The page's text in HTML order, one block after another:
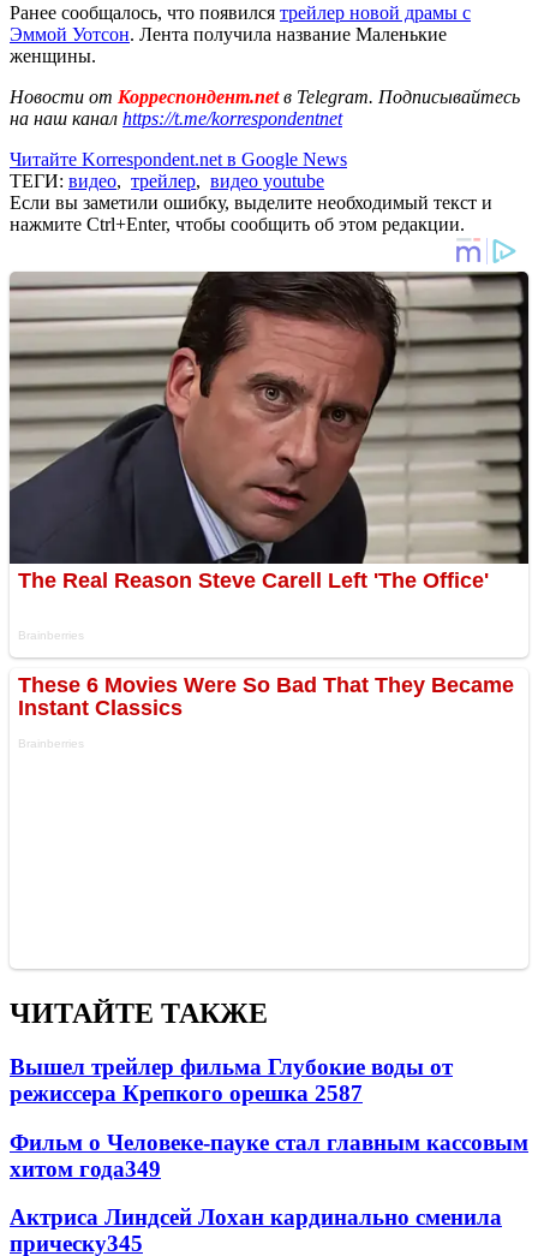
Ранее сообщалось, что появился трейлер новой драмы с
Эммой Уотсон. Лента получила название Маленькие
женщины.
Новости от Корреспондент.netв Telegram. Подписывайтесь
на наш канал https://t.me/korrespondentnet
Читайте Korrespondent.net в Google News
ТЕГИ: видео, трейлер, видео youtube
Если вы заметили ошибку, выделите необходимый текст и
нажмите Ctrl+Enter, чтобы сообщить об этом редакции.
ЧИТАЙТЕ ТАКЖЕ
Вышел трейлер фильма Глубокие воды от
режиссера Крепкого орешка 2587
Фильм о Человеке-пауке стал главным кассовым
хитом года349
Актриса Линдсей Лохан кардинально сменила
прическу345